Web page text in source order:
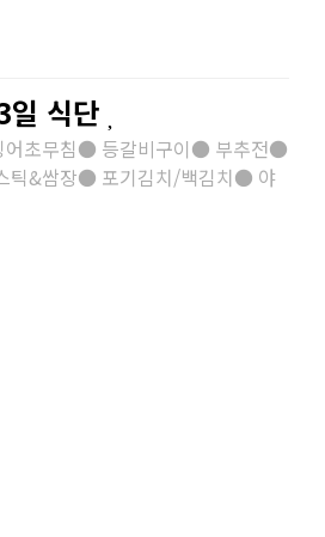
식단
초무침● 등갈비구이● 부추전●
틱&쌈장● 포기김치/백김치● 야